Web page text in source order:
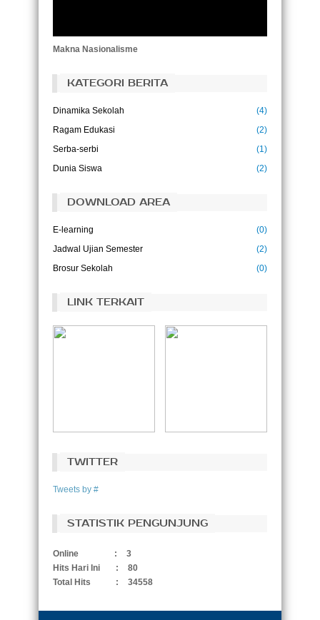
Makna Nasionalisme
KATEGORI BERITA
Dinamika Sekolah
(4)
Ragam Edukasi
(2)
Serba-serbi
(1)
Dunia Siswa
(2)
DOWNLOAD AREA
E-learning
(0)
Jadwal Ujian Semester
(2)
Brosur Sekolah
(0)
LINK TERKAIT
TWITTER
Tweets by #
STATISTIK PENGUNJUNG
Online :
3
Hits Hari Ini
:
80
Total Hits
: 34558